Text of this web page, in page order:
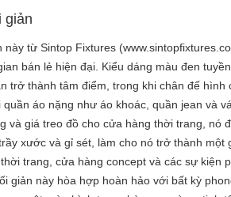
giản
từ Sintop Fixtures
bán lẻ hiện đại. Kiểu dáng màu đen
trở thành tâm điểm, trong khi chân đế hình
áo nặng như áo khoác, quần jean và
và giá treo đồ cho cửa hàng thời trang, nó
xước và gỉ sét, làm cho nó trở thành một
trang, cửa hàng concept và các sự kiện
giản này hòa hợp hoàn hảo với bất kỳ